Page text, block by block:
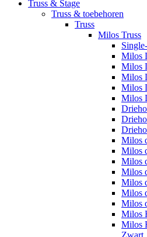
Truss & Stage
Truss & toebehoren
Truss
Milos Truss
Milos
Milos
Milos
Milos
Milos
Milos
Milos
Milos
Milos
Milos
Milos
Milos
Milos
Milos
Zwart